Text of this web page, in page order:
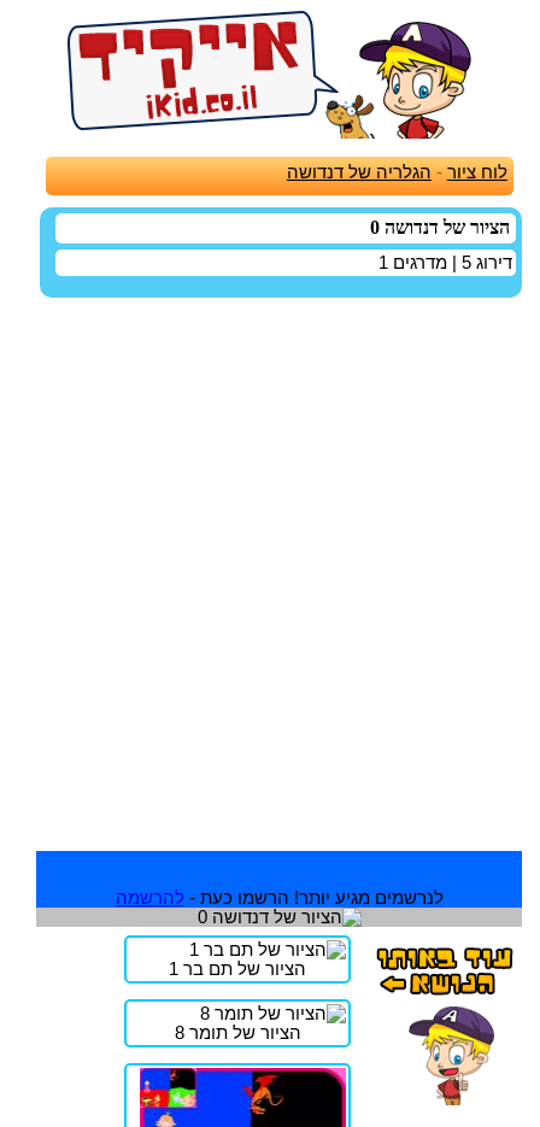
לוח ציור - הגלריה של דנדושה
הציור של דנדושה 0
דירוג 5 | מדרגים 1
לנרשמים מגיע יותר! הרשמו כעת - להרשמה
הציור של תם בר 1
הציור של תומר 8